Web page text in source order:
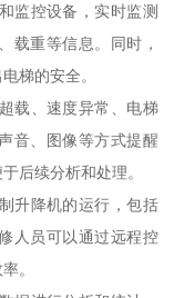
监控设备，实时监测
载重等信息。同时，
梯的安全。
载、速度异常、电梯
音、图像等方式提醒
后续分析和处理。
升降机的运行，包括
人员可以通过远程控
。